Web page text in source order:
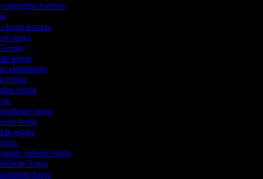
tegemise tööriist
looja koopia
looja
Looja
tegija
videolooja
tegija
tegija
looja
looja
tegija
videote looja
looja
looja